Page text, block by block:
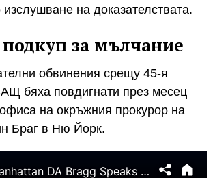
на доказателствата.
подкуп за мълчание
обвинения срещу 45-я
бяха повдигнати през месец
на окръжния прокурор на
Браг в Ню Йорк.